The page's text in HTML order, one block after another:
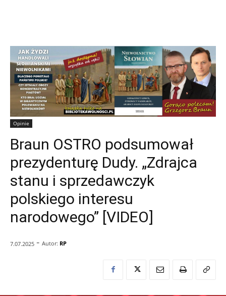
Opinie
Braun OSTRO podsumował
prezydenturę Dudy. „Zdrajca
stanu i sprzedawczyk
polskiego interesu
narodowego” [VIDEO]
7.07.2025 - Autor: RP